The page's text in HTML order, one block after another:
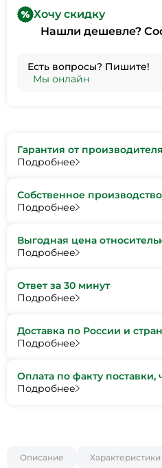
Хочу скидку
Нашли дешевле?
Есть вопросы? Пишите!
• Мы онлайн
Гарантия от производителя
Подробнее
Собственное производство
Подробнее
Выгодная цена
Подробнее
Ответ за 30 минут
Подробнее
Доставка по России и
Подробнее
Оплата по факту
Подробнее
Описание Характеристики